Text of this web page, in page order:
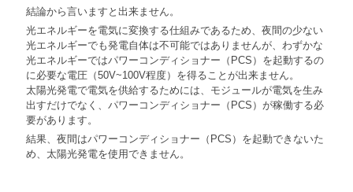
結論から言いますと出来ません。
光エネルギーを電気に変換する仕組みであるため、夜間の少ない
光エネルギーでも発電自体は不可能ではありませんが、わずかな
光エネルギーではパワーコンディショナー（PCS）を起動するの
に必要な電圧（50V~100V程度）を得ることが出来ません。
太陽光発電で電気を供給するためには、モジュールが電気を生み
出すだけでなく、パワーコンディショナー（PCS）が稼働する必
要があります。
結果、夜間はパワーコンディショナー（PCS）を起動できないた
め、太陽光発電を使用できません。